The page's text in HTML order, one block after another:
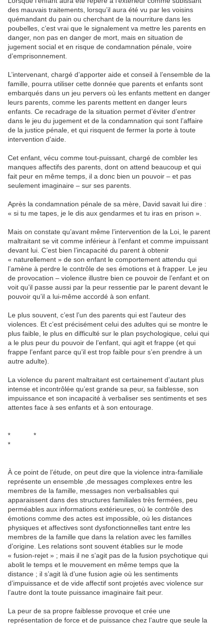
des mauvais traitements, lorsqu’il aura été vu par les voisins
quémandant du pain ou cherchant de la nourriture dans les
poubelles, c’est vrai que le signalement va mettre les parents en
danger, non pas en danger de mort, mais en situation de
jugement social et en risque de condamnation pénale, voire
d’emprisonnement.
L’intervenant, chargé d’apporter aide et conseil à l’ensemble de la
famille, pourra utiliser cette donnée que parents et enfants sont
embarqués dans un jeu pervers où les enfants mettent en danger
leurs parents, comme les parents mettent en danger leurs
enfants. Ce recadrage de la situation permet d’éviter d’entrer
dans le jeu du jugement et de la condamnation qui sont l’affaire
de la justice pénale, et qui risquent de fermer la porte à toute
intervention d’aide.
Cet enfant, vécu comme tout-puissant, chargé de combler les
manques affectifs des parents, dont on attend beaucoup et qui
fait peur en même temps, il a donc bien un pouvoir – et pas
seulement imaginaire – sur ses parents.
Après la condamnation pénale de sa mère, David savait lui dire :
« si tu me tapes, je le dis aux gendarmes et tu iras en prison ».
Mais on constate qu’avant même l’intervention de la Loi, le parent
maltraitant se vit comme inférieur à l’enfant et comme impuissant
devant lui. C’est bien l’incapacité du parent à obtenir
« naturellement » de son enfant le comportement attendu qui
l’amène à perdre le contrôle de ses émotions et à frapper. Le jeu
de provocation – violence illustre bien ce pouvoir de l’enfant et on
voit qu’il passe aussi par la peur ressentie par le parent devant le
pouvoir qu’il a lui-même accordé à son enfant.
Le plus souvent, c’est l’un des parents qui est l’auteur des
violences. Et c’est précisément celui des adultes qui se montre le
plus faible, le plus en difficulté sur le plan psychologique, celui qui
a le plus peur du pouvoir de l’enfant, qui agit et frappe (et qui
frappe l’enfant parce qu’il est trop faible pour s’en prendre à un
autre adulte).
La violence du parent maltraitant est certainement d’autant plus
intense et incontrôlée qu’est grande sa peur, sa faiblesse, son
impuissance et son incapacité à verbaliser ses sentiments et ses
attentes face à ses enfants et à son entourage.
* *
*
À ce point de l’étude, on peut dire que la violence intra-familiale
représente un ensemble ,de messages complexes entre les
membres de la famille, messages non verbalisables qui
apparaissent dans des structures familiales très fermées, peu
perméables aux informations extérieures, où le contrôle des
émotions comme des actes est impossible, où les distances
physiques et affectives sont dysfonctionnelles tant entre les
membres de la famille que dans la relation avec les familles
d’origine. Les relations sont souvent établies sur le mode
« fusion-rejet » ; mais il ne s’agit pas de la fusion psychotique qui
abolit le temps et le mouvement en même temps que la
distance ; il s’agit là d’une fusion agie où les sentiments
d’impuissance et de vide affectif sont projetés avec violence sur
l’autre dont la toute puissance imaginaire fait peur.
La peur de sa propre faiblesse provoque et crée une
représentation de force et de puissance chez l’autre que seule la